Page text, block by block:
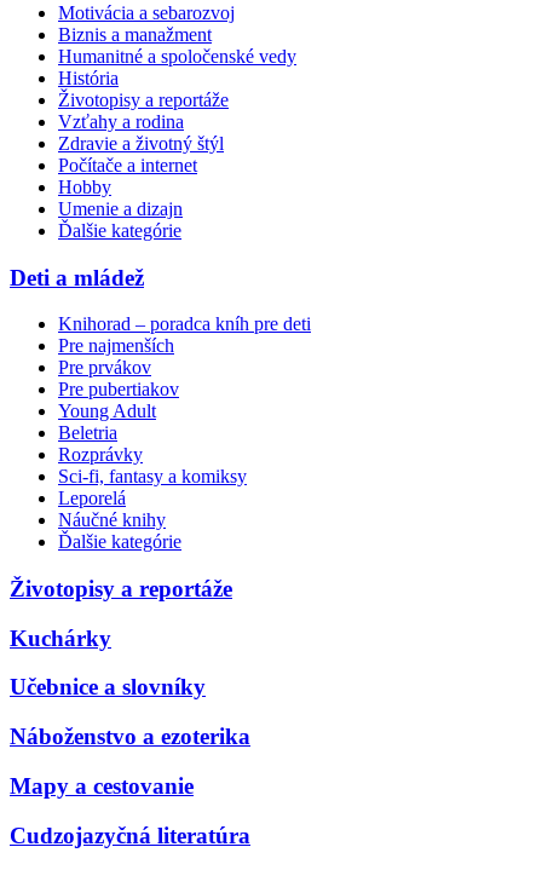
Motivácia a sebarozvoj
Biznis a manažment
Humanitné a spoločenské vedy
História
Životopisy a reportáže
Vzťahy a rodina
Zdravie a životný štýl
Počítače a internet
Hobby
Umenie a dizajn
Ďalšie kategórie
Deti a mládež
Knihorad – poradca kníh pre deti
Pre najmenších
Pre prvákov
Pre pubertiakov
Young Adult
Beletria
Rozprávky
Sci-fi, fantasy a komiksy
Leporelá
Náučné knihy
Ďalšie kategórie
Životopisy a reportáže
Kuchárky
Učebnice a slovníky
Náboženstvo a ezoterika
Mapy a cestovanie
Cudzojazyčná literatúra